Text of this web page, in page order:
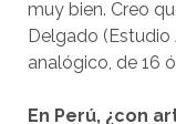
muy bien. Creo
Delgado
analógico, de 16
En Perú, ¿con